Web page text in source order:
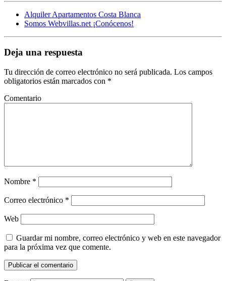
Alquiler Apartamentos Costa Blanca
Somos Webvillas.net ¡Conócenos!
Deja una respuesta
Tu dirección de correo electrónico no será publicada. Los campos
obligatorios están marcados con *
Comentario
Nombre *
Correo electrónico *
Web
Guardar mi nombre, correo electrónico y web en este navegador
para la próxima vez que comente.